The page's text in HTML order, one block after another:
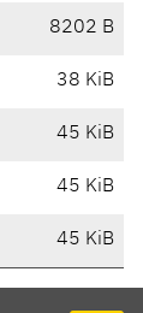
8202 B
38 KiB
45 KiB
45 KiB
45 KiB